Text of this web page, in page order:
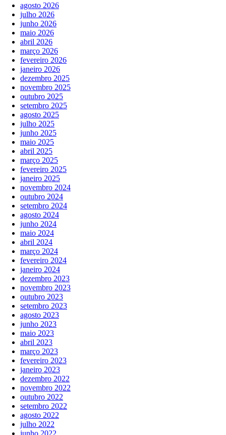
agosto 2026
julho 2026
junho 2026
maio 2026
abril 2026
março 2026
fevereiro 2026
janeiro 2026
dezembro 2025
novembro 2025
outubro 2025
setembro 2025
agosto 2025
julho 2025
junho 2025
maio 2025
abril 2025
março 2025
fevereiro 2025
janeiro 2025
novembro 2024
outubro 2024
setembro 2024
agosto 2024
junho 2024
maio 2024
abril 2024
março 2024
fevereiro 2024
janeiro 2024
dezembro 2023
novembro 2023
outubro 2023
setembro 2023
agosto 2023
junho 2023
maio 2023
abril 2023
março 2023
fevereiro 2023
janeiro 2023
dezembro 2022
novembro 2022
outubro 2022
setembro 2022
agosto 2022
julho 2022
junho 2022